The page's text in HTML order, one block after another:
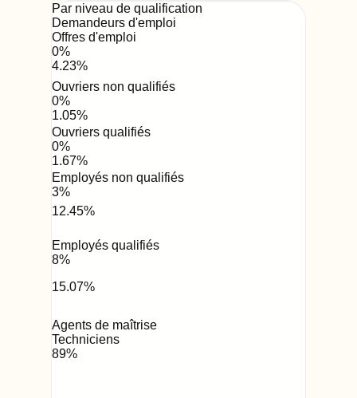
Par niveau de qualification
Demandeurs d'emploi
Offres d'emploi
0%
4.23%
Ouvriers non qualifiés
0%
1.05%
Ouvriers qualifiés
0%
1.67%
Employés non qualifiés
3%
12.45%
Employés qualifiés
8%
15.07%
Agents de maîtrise
Techniciens
89%